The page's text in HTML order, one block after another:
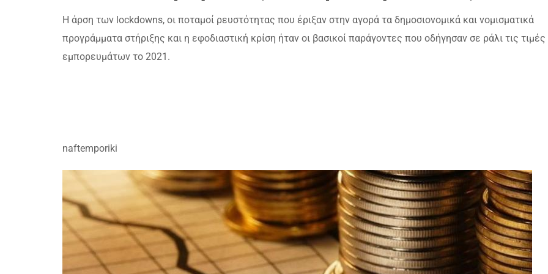
Η άρση των lockdowns, οι ποταμοί ρευστότητας που έριξαν στην αγορά τα δημοσιονομικά και νομισματικά
προγράμματα στήριξης και η εφοδιαστική κρίση ήταν οι βασικοί παράγοντες που οδήγησαν σε ράλι τις
εμπορευμάτων το 2021.
naftemporiki